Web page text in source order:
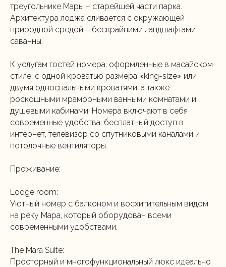
треугольнике Мары – старейшей части парка.
Архитектура лоджа сливается с окружающей
природной средой – бескрайними ландшафтами
саванны.
К услугам гостей номера, оформленные в масайском
стиле, с одной кроватью размера «king-size» или
двумя односпальными кроватями, а также
роскошными мраморными ванными комнатами и
душевыми кабинами. Номера включают в себя
современные удобства: бесплатный доступ в
интернет, телевизор со спутниковыми каналами и
потолочные вентиляторы.
Проживание:
Lodge room:
Уютный номер с балконом и восхитительным видом
на реку Мара, который оборудован всеми
современными удобствами.
The Mara Suite:
Просторный и многофункциональный люкс идеально